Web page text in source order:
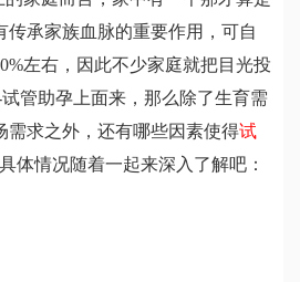
传承家族血脉的重要作用，可自
左右，因此不少家庭就把目光投
管助孕上面来，那么除了生育需
需求之外，还有哪些因素使得试
体情况随着一起来深入了解吧：